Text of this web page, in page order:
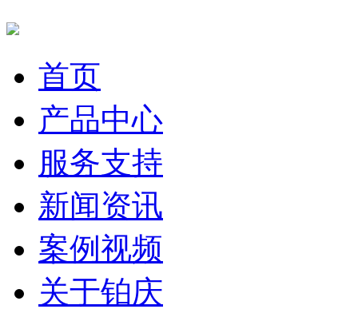
首页
产品中心
服务支持
新闻资讯
案例视频
关于铂庆